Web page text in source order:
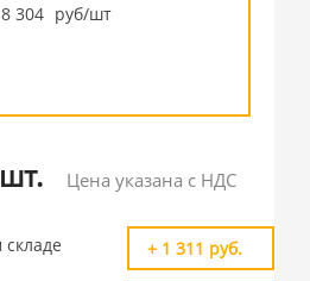
8 304 руб/шт
шт. Цена указана с НДС
+ 1 311 руб.